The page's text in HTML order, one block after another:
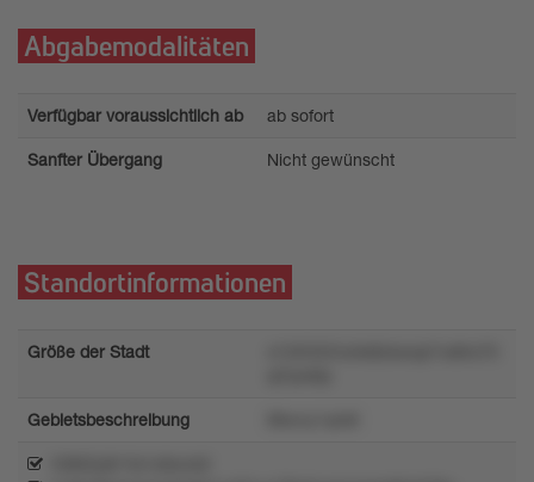
Abgabemodalitäten
Verfügbar voraussichtlich ab ab sofort
Sanfter Übergang Nicht gewünscht
Standortinformationen
Größe der Stadt
Gebietsbeschreibung